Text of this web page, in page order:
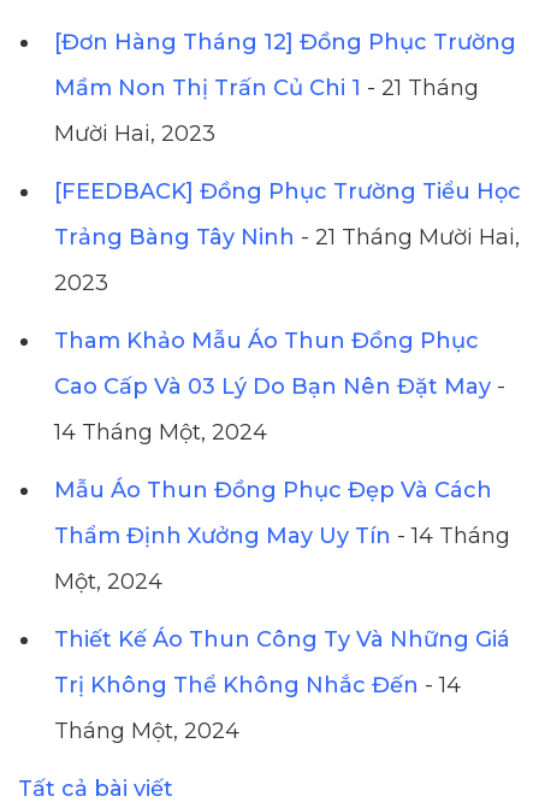
[Đơn Hàng Tháng 12] Đồng Phục Trường
Mầm Non Thị Trấn Củ Chi 1 - 21 Tháng
Mười Hai, 2023
[FEEDBACK] Đồng Phục Trường Tiểu Học
Trảng Bàng Tây Ninh - 21 Tháng Mười Hai,
2023
Tham Khảo Mẫu Áo Thun Đồng Phục
Cao Cấp Và 03 Lý Do Bạn Nên Đặt May -
14 Tháng Một, 2024
Mẫu Áo Thun Đồng Phục Đẹp Và Cách
Thẩm Định Xưởng May Uy Tín - 14 Tháng
Một, 2024
Thiết Kế Áo Thun Công Ty Và Những Giá
Trị Không Thể Không Nhắc Đến - 14
Tháng Một, 2024
Tất cả bài viết